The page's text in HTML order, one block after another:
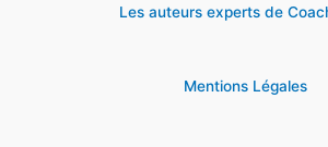
Les auteurs experts de
Mentions Légales